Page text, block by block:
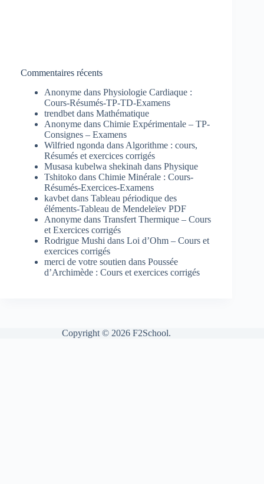
Commentaires récents
Anonyme dans Physiologie Cardiaque :
Cours-Résumés-TP-TD-Examens
trendbet dans Mathématique
Anonyme dans Chimie Expérimentale – TP-
Consignes – Examens
Wilfried ngonda dans Algorithme : cours,
Résumés et exercices corrigés
Musasa kubelwa shekinah dans Physique
Tshitoko dans Chimie Minérale : Cours-
Résumés-Exercices-Examens
kavbet dans Tableau périodique des
éléments-Tableau de Mendeleïev PDF
Anonyme dans Transfert Thermique – Cours
et Exercices corrigés
Rodrigue Mushi dans Loi d’Ohm – Cours et
exercices corrigés
merci de votre soutien dans Poussée
d’Archimède : Cours et exercices corrigés
Copyright © 2026 F2School.